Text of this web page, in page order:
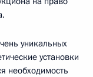
уникальных
установки
необходимость